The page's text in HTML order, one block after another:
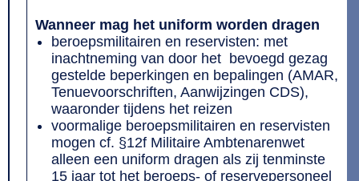
Wanneer mag het uniform worden dragen
beroepsmilitairen en reservisten: met
inachtneming van door het bevoegd gezag
gestelde beperkingen en bepalingen (AMAR,
Tenuevoorschriften, Aanwijzingen CDS),
waaronder tijdens het reizen
voormalige beroepsmilitairen en reservisten
mogen cf. §12f Militaire Ambtenarenwet
alleen een uniform dragen als zij tenminste
15 jaar tot het beroeps- of reservepersoneel